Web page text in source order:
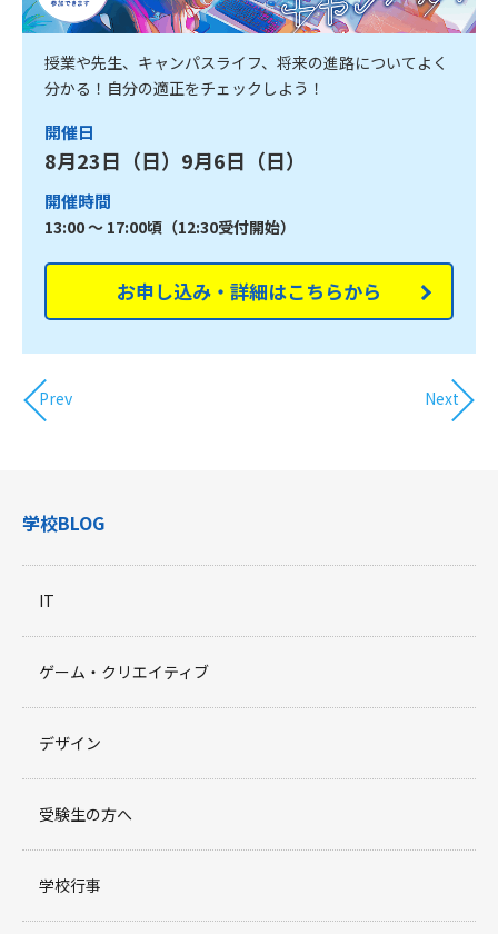
授業や先生、キャンパスライフ、将来の進路についてよく
分かる！自分の適正をチェックしよう！
開催日
8月23日（日）9月6日（日）
開催時間
13:00 ～ 17:00頃（12:30受付開始）
お申し込み・詳細はこちらから
Prev Next
学校BLOG
IT
ゲーム・クリエイティブ
デザイン
受験生の方へ
学校行事